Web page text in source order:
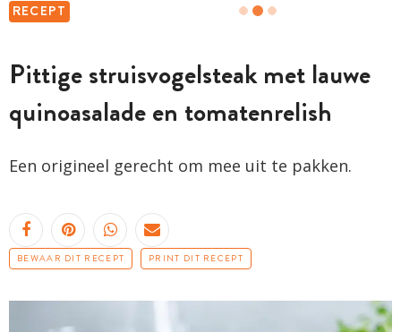
RECEPT
Pittige struisvogelsteak met lauwe
quinoasalade en tomatenrelish
Een origineel gerecht om mee uit te pakken.
BEWAAR DIT RECEPT PRINT DIT RECEPT